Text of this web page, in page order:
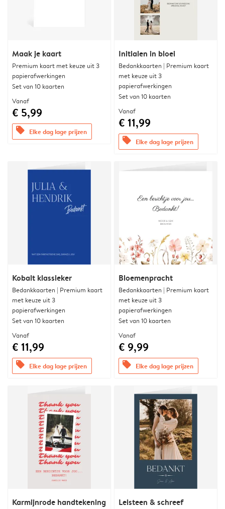
Maak je kaart
Premium kaart met keuze uit 3
papierafwerkingen
Set van 10 kaarten
Vanaf
€ 5,99
offers Elke dag lage prijzen
Initialen in bloei
Bedankkaarten | Premium kaart
met keuze uit 3
papierafwerkingen
Set van 10 kaarten
Vanaf
€ 11,99
offers Elke dag lage prijzen
Kobalt klassieker
Bedankkaarten | Premium kaart
met keuze uit 3
papierafwerkingen
Set van 10 kaarten
Vanaf
€ 11,99
offers Elke dag lage prijzen
Bloemenpracht
Bedankkaarten | Premium kaart
met keuze uit 3
papierafwerkingen
Set van 10 kaarten
Vanaf
€ 9,99
offers Elke dag lage prijzen
Karmijnrode handtekening Leisteen & schreef